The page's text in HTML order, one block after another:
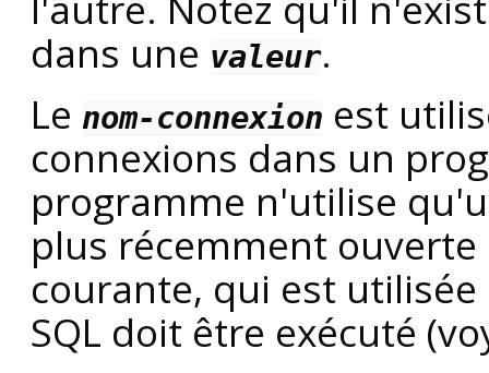
dans une valeur.
Le nom-connexion est
connexions dans un
programme n'utilise
plus récemment
courante, qui est
SQL doit être exécuté